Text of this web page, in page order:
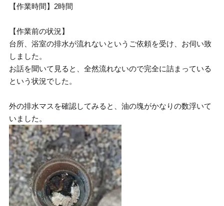
【作業時間】2時間
【作業前の状況】
台所、浴室の排水が流れないというご依頼を受け、お伺い致
しました。
お話を聞いて見ると、全然流れないので完全に詰まっている
という状況でした。
外の排水マスを確認してみると、油の塊がかなりの数浮いて
いました。